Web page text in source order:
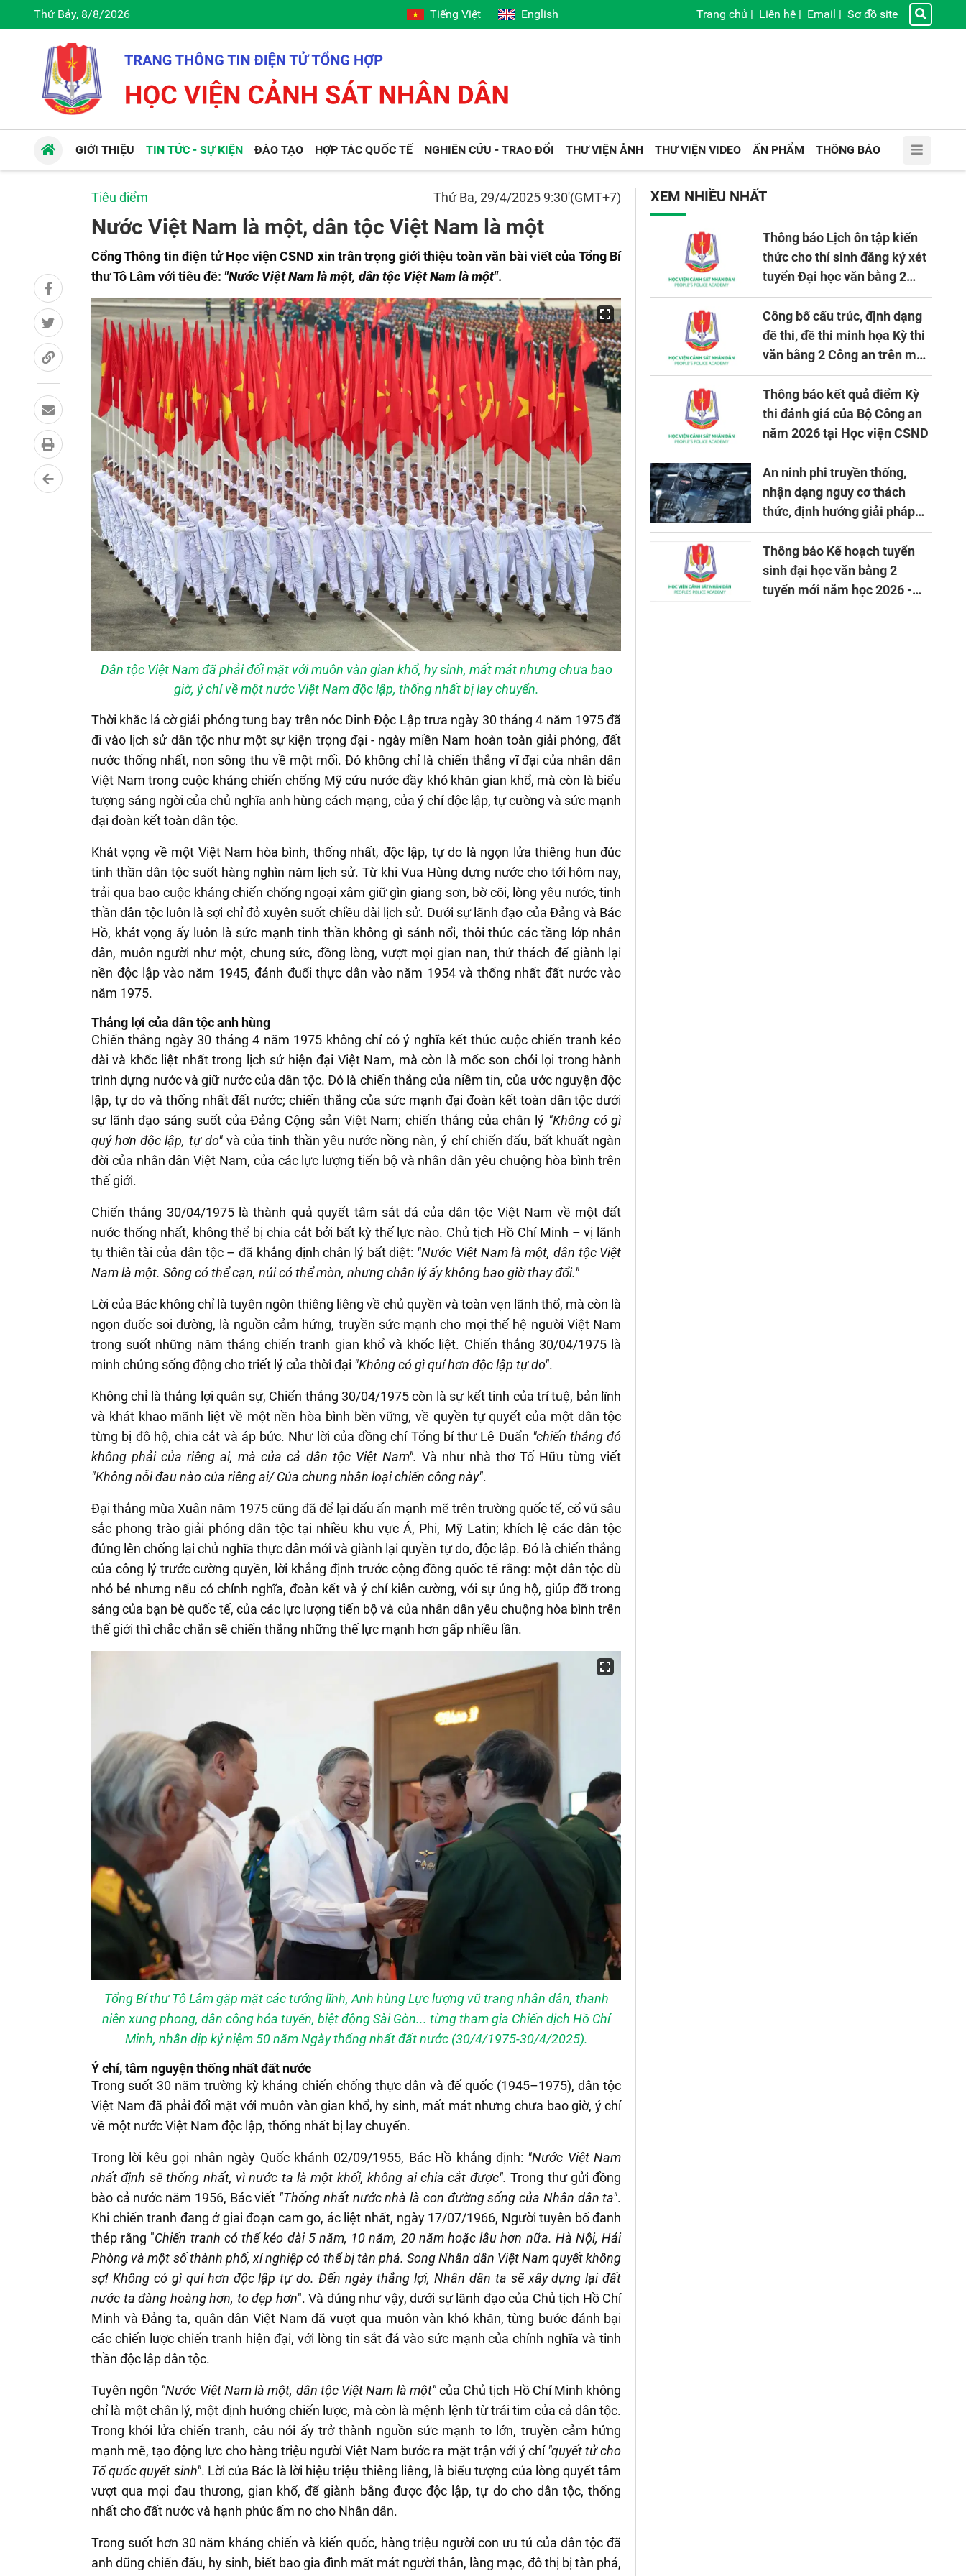
Thứ Bảy, 8/8/2026 Tiếng Việt English Trang chủ | Liên hệ | Email | Sơ đồ site
GIỚI THIỆU TIN TỨC - SỰ KIỆN ĐÀO TẠO HỢP TÁC QUỐC TẾ NGHIÊN CỨU - TRAO ĐỔI THƯ VIỆN ẢNH THƯ VIỆN VIDEO ẤN PHẨM THÔNG BÁO
Tiêu điểm Thứ Ba, 29/4/2025 9:30'(GMT+7)
Nước Việt Nam là một, dân tộc Việt Nam là một
Cổng Thông tin điện tử Học viện CSND xin trân trọng giới thiệu toàn văn bài viết của Tổng Bí
thư Tô Lâm với tiêu đề: "Nước Việt Nam là một, dân tộc Việt Nam là một".
Dân tộc Việt Nam đã phải đối mặt với muôn vàn gian khổ, hy sinh, mất mát nhưng chưa bao
giờ, ý chí về một nước Việt Nam độc lập, thống nhất bị lay chuyển.
Thời khắc lá cờ giải phóng tung bay trên nóc Dinh Độc Lập trưa ngày 30 tháng 4 năm 1975 đã
đi vào lịch sử dân tộc như một sự kiện trọng đại - ngày miền Nam hoàn toàn giải phóng, đất
nước thống nhất, non sông thu về một mối. Đó không chỉ là chiến thắng vĩ đại của nhân dân
Việt Nam trong cuộc kháng chiến chống Mỹ cứu nước đầy khó khăn gian khổ, mà còn là biểu
tượng sáng ngời của chủ nghĩa anh hùng cách mạng, của ý chí độc lập, tự cường và sức mạnh
đại đoàn kết toàn dân tộc.
Khát vọng về một Việt Nam hòa bình, thống nhất, độc lập, tự do là ngọn lửa thiêng hun đúc
tinh thần dân tộc suốt hàng nghìn năm lịch sử. Từ khi Vua Hùng dựng nước cho tới hôm nay,
trải qua bao cuộc kháng chiến chống ngoại xâm giữ gìn giang sơn, bờ cõi, lòng yêu nước, tinh
thần dân tộc luôn là sợi chỉ đỏ xuyên suốt chiều dài lịch sử. Dưới sự lãnh đạo của Đảng và Bác
Hồ, khát vọng ấy luôn là sức mạnh tinh thần không gì sánh nổi, thôi thúc các tầng lớp nhân
dân, muôn người như một, chung sức, đồng lòng, vượt mọi gian nan, thử thách để giành lại
nền độc lập vào năm 1945, đánh đuổi thực dân vào năm 1954 và thống nhất đất nước vào
năm 1975.
Thắng lợi của dân tộc anh hùng
Chiến thắng ngày 30 tháng 4 năm 1975 không chỉ có ý nghĩa kết thúc cuộc chiến tranh kéo
dài và khốc liệt nhất trong lịch sử hiện đại Việt Nam, mà còn là mốc son chói lọi trong hành
trình dựng nước và giữ nước của dân tộc. Đó là chiến thắng của niềm tin, của ước nguyện độc
lập, tự do và thống nhất đất nước; chiến thắng của sức mạnh đại đoàn kết toàn dân tộc dưới
sự lãnh đạo sáng suốt của Đảng Cộng sản Việt Nam; chiến thắng của chân lý "Không có gì
quý hơn độc lập, tự do"và của tinh thần yêu nước nồng nàn, ý chí chiến đấu, bất khuất ngàn
đời của nhân dân Việt Nam, của các lực lượng tiến bộ và nhân dân yêu chuộng hòa bình trên
thế giới.
Chiến thắng 30/04/1975 là thành quả quyết tâm sắt đá của dân tộc Việt Nam về một đất
nước thống nhất, không thể bị chia cắt bởi bất kỳ thế lực nào. Chủ tịch Hồ Chí Minh – vị lãnh
tụ thiên tài của dân tộc – đã khẳng định chân lý bất diệt: "Nước Việt Nam là một, dân tộc Việt
Nam là một. Sông có thể cạn, núi có thể mòn, nhưng chân lý ấy không bao giờ thay đổi."
Lời của Bác không chỉ là tuyên ngôn thiêng liêng về chủ quyền và toàn vẹn lãnh thổ, mà còn là
ngọn đuốc soi đường, là nguồn cảm hứng, truyền sức mạnh cho mọi thế hệ người Việt Nam
trong suốt những năm tháng chiến tranh gian khổ và khốc liệt. Chiến thắng 30/04/1975 là
minh chứng sống động cho triết lý của thời đại "Không có gì quí hơn độc lập tự do".
Không chỉ là thắng lợi quân sự, Chiến thắng 30/04/1975 còn là sự kết tinh của trí tuệ, bản lĩnh
và khát khao mãnh liệt về một nền hòa bình bền vững, về quyền tự quyết của một dân tộc
từng bị đô hộ, chia cắt và áp bức. Như lời của đồng chí Tổng bí thư Lê Duẩn "chiến thắng đó
không phải của riêng ai, mà của cả dân tộc Việt Nam". Và như nhà thơ Tố Hữu từng viết
"Không nỗi đau nào của riêng ai/ Của chung nhân loại chiến công này".
Đại thắng mùa Xuân năm 1975 cũng đã để lại dấu ấn mạnh mẽ trên trường quốc tế, cổ vũ sâu
sắc phong trào giải phóng dân tộc tại nhiều khu vực Á, Phi, Mỹ Latin; khích lệ các dân tộc
đứng lên chống lại chủ nghĩa thực dân mới và giành lại quyền tự do, độc lập. Đó là chiến thắng
của công lý trước cường quyền, lời khẳng định trước cộng đồng quốc tế rằng: một dân tộc dù
nhỏ bé nhưng nếu có chính nghĩa, đoàn kết và ý chí kiên cường, với sự ủng hộ, giúp đỡ trong
sáng của bạn bè quốc tế, của các lực lượng tiến bộ và của nhân dân yêu chuộng hòa bình trên
thế giới thì chắc chắn sẽ chiến thắng những thế lực mạnh hơn gấp nhiều lần.
Tổng Bí thư Tô Lâm gặp mặt các tướng lĩnh, Anh hùng Lực lượng vũ trang nhân dân, thanh
niên xung phong, dân công hỏa tuyến, biệt động Sài Gòn... từng tham gia Chiến dịch Hồ Chí
Minh, nhân dịp kỷ niệm 50 năm Ngày thống nhất đất nước (30/4/1975-30/4/2025).
Ý chí, tâm nguyệnthống nhất đất nước
Trong suốt 30 năm trường kỳ kháng chiến chống thực dân và đế quốc (1945–1975), dân tộc
Việt Nam đã phải đối mặt với muôn vàn gian khổ, hy sinh, mất mát nhưng chưa bao giờ, ý chí
về một nước Việt Nam độc lập, thống nhất bị lay chuyển.
Trong lời kêu gọi nhân ngày Quốc khánh 02/09/1955, Bác Hồ khẳng định: "Nước Việt Nam
nhất định sẽ thống nhất, vì nước ta là một khối, không ai chia cắt được". Trong thư gửi đồng
bào cả nước năm 1956, Bác viết "Thống nhất nước nhà là con đường sống của Nhân dân ta".
Khi chiến tranh đang ở giai đoạn cam go, ác liệt nhất, ngày 17/07/1966, Người tuyên bố đanh
thép rằng "Chiến tranh có thể kéo dài 5 năm, 10 năm, 20 năm hoặc lâu hơn nữa. Hà Nội, Hải
Phòng và một số thành phố, xí nghiệp có thể bị tàn phá. SongNhân dân Việt Nam quyết không
sợ! Không có gì quí hơn độc lập tự do. Đến ngày thắng lợi, Nhân dân ta sẽ xây dựng lạiđất
nước ta đàng hoàng hơn, to đẹp hơn". Và đúng như vậy, dưới sự lãnh đạo của Chủ tịch Hồ Chí
Minh và Đảng ta, quân dân Việt Nam đã vượt qua muôn vàn khó khăn, từng bước đánh bại
các chiến lược chiến tranh hiện đại, với lòng tin sắt đá vào sức mạnh của chính nghĩa và tinh
thần độc lập dân tộc.
Tuyên ngôn "Nước Việt Nam là một, dân tộc Việt Nam là một"của Chủ tịch Hồ Chí Minh không
chỉ là một chân lý, một định hướng chiến lược, mà còn là mệnh lệnh từ trái tim của cả dân tộc.
Trong khói lửa chiến tranh, câu nói ấy trở thành nguồn sức mạnh to lớn, truyền cảm hứng
mạnh mẽ, tạo động lực cho hàng triệu người Việt Nam bước ra mặt trận với ý chí"quyết tử cho
Tổ quốc quyết sinh". Lời của Bác là lời hiệu triệu thiêng liêng, là biểu tượng của lòng quyết tâm
vượt qua mọi đau thương, gian khổ, để giành bằng được độc lập, tự do cho dân tộc, thống
nhất cho đất nước và hạnh phúc ấm no cho Nhân dân.
Trong suốt hơn 30 năm kháng chiến và kiến quốc, hàng triệu người con ưu tú của dân tộc đã
anh dũng chiến đấu, hy sinh, biết bao gia đình mất mát người thân, làng mạc, đô thị bị tàn phá,
XEM NHIỀU NHẤT
Thông báo Lịch ôn tập kiến
thức cho thí sinh đăng ký xét
tuyển Đại học văn bằng 2
tuyển mới, mở tại Học viện
CSND năm học 2026 - 2027
Công bố cấu trúc, định dạng
đề thi, đề thi minh họa Kỳ thi
văn bằng 2 Công an trên máy
tính
Thông báo kết quả điểm Kỳ
thi đánh giá của Bộ Công an
năm 2026 tại Học viện CSND
An ninh phi truyền thống,
nhận dạng nguy cơ thách
thức, định hướng giải pháp
đảm bảo an ninh quốc gia
trong tình hình hiện nay
Thông báo Kế hoạch tuyển
sinh đại học văn bằng 2
tuyển mới năm học 2026 -